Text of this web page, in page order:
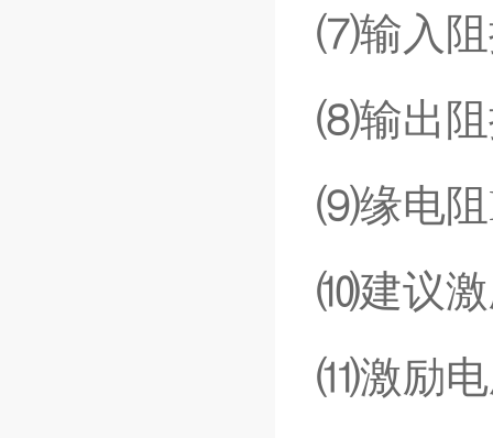
⑺输入
⑻输出
⑼缘电阻
⑽建议激
⑾激励